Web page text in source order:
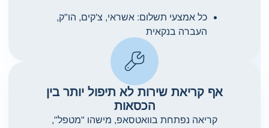
כל אמצעי תשלום: אשראי, צ'קים, הו"ק,
העברה בנקאית
אף קריאת שירות לא תיפול יותר בין
הכסאות
קריאה נפתחת בוואטסאפ, מישהו "מטפל",